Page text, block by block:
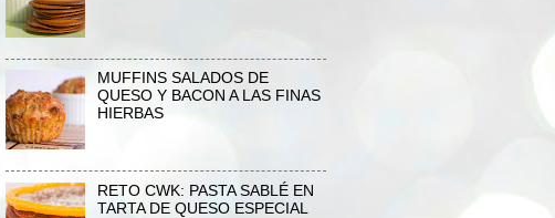
MUFFINS SALADOS DE
QUESO Y BACON A LAS FINAS
HIERBAS
RETO CWK: PASTA SABLÉ EN
TARTA DE QUESO ESPECIAL